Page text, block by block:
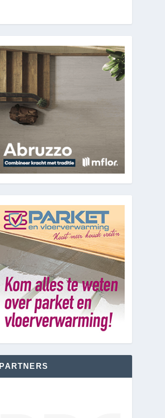
PARTNERS